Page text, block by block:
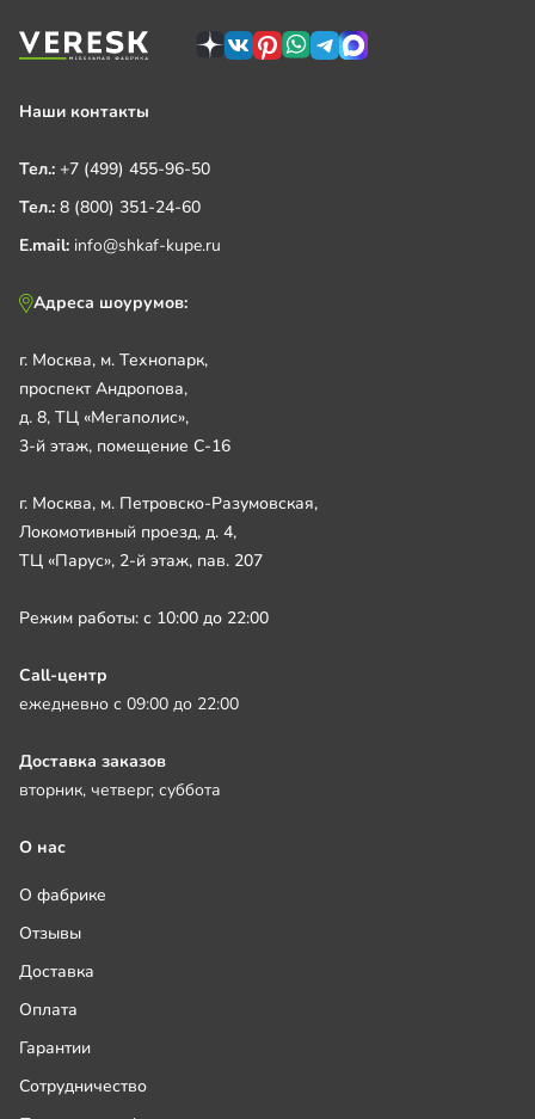
Наши контакты
Тел.: +7 (499) 455-96-50
Тел.: 8 (800) 351-24-60
E.mail: info@shkaf-kupe.ru
Адреса шоурумов:
г. Москва, м. Технопарк,
проспект Андропова,
д. 8, ТЦ «Мегаполис»,
3-й этаж, помещение С-16
г. Москва, м. Петровско-Разумовская,
Локомотивный проезд, д. 4,
ТЦ «Парус», 2-й этаж, пав. 207
Режим работы: с 10:00 до 22:00
Call-центр
ежедневно с 09:00 до 22:00
Доставка заказов
вторник, четверг, суббота
О нас
О фабрике
Отзывы
Доставка
Оплата
Гарантии
Сотрудничество